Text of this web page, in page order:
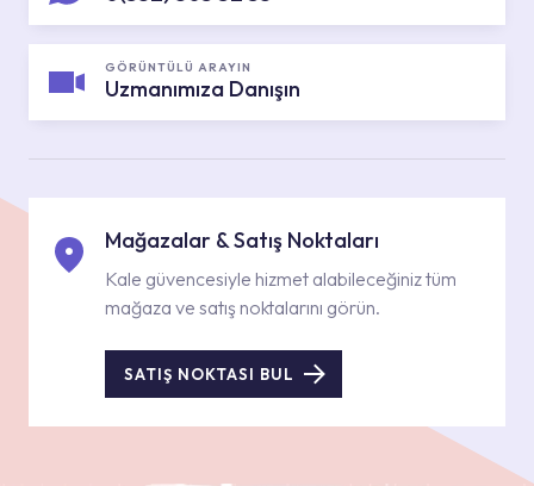
GÖRÜNTÜLÜ ARAYIN
Uzmanımıza Danışın
Mağazalar & Satış Noktaları
Kale güvencesiyle hizmet alabileceğiniz tüm
mağaza ve satış noktalarını görün.
SATIŞ NOKTASI BUL